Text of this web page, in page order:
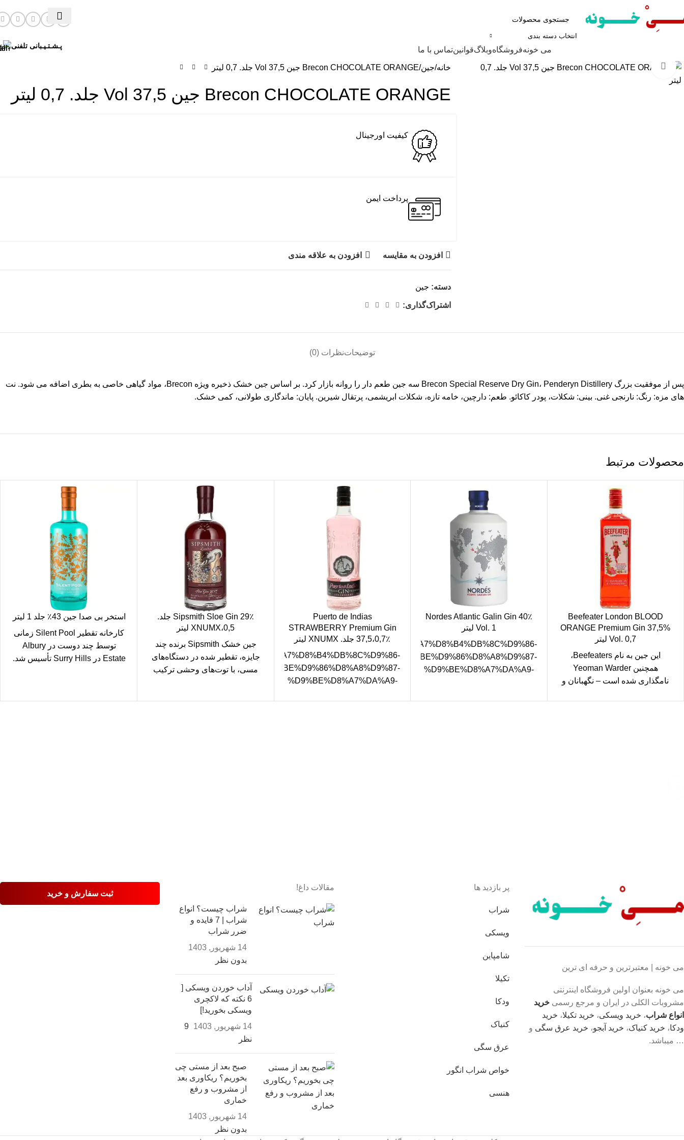
انتخاب دسته بندی
می خونهفروشگاهوبلاگقوانینتماس با ما پـشـتـیـبانی تلفنی
برای بزرگنمایی کلیک کنید خانه جین Brecon CHOCOLATE ORANGE جین 37,5 Vol جلد. 0,7 لیتر
Brecon CHOCOLATE ORANGE جین 37,5 Vol جلد. 0,7 لیتر
کیفیت اورجینال
پرداخت ایمن
افزودن به مقایسه افزودن به علاقه مندی
دسته: جین
اشتراک‌گذاری:
توضیحاتنظرات (0)
پس از موفقیت بزرگ Brecon Special Reserve Dry Gin، Penderyn Distillery سه جین طعم دار را روانه بازار کرد. بر اساس جین خشک ذخیره ویژه Brecon، مواد گیاهی خاصی به بطری اضافه می شود. نت
های مزه: رنگ: نارنجی غنی. بینی: شکلات، پودر کاکائو. طعم: دارچین، خامه تازه، شکلات ابریشمی، پرتقال شیرین. پایان: ماندگاری طولانی، کمی خشک.
محصولات مرتبط
Beefeater London BLOOD
ORANGE Premium Gin 37,5%
Vol. 0,7 لیتر
این جین به نام Beefeaters،
همچنین Yeoman Warder
نامگذاری شده است – نگهبانان و
Nordes Atlantic Galin Gin 40٪
Vol. 1 لیتر
https://fa.wevino.store/%D9%85%D8%AC%D9%85%D9%88%D8%B9%D9%87/%D9%85%D8%A7%D8%B4%DB%8C%D9%86-
%D9%BE%D9%86%D8%A8%D9%87-
%D9%BE%D8%A7%DA%A9-
%DA%A9%D9%86%DB%8C/%D9%85%D8%AD%D8%B5%D9%88%D9%84%D8%A7%D8%AA/Nordes-
Puerto de Indias
STRAWBERRY Premium Gin
37,5،0,7٪ جلد. XNUMX لیتر
%D9%85%D8%AC%D9%85%D9%88%D8%B9%D9%87/%D9%85%D8%A7%D8%B4%DB%8C%D9%86-
%D9%BE%D9%86%D8%A8%D9%87-
%D9%BE%D8%A7%DA%A9-
Sipsmith Sloe Gin 29٪ جلد.
0,5،XNUMX لیتر
جین خشک Sipsmith برنده چند
جایزه، تقطیر شده در دستگاه‌های
مسی، با توت‌های وحشی ترکیب
استخر بی صدا جین 43٪ جلد 1 لیتر
کارخانه تقطیر Silent Pool زمانی
توسط چند دوست در Albury
Estate در Surry Hills تأسیس شد.
می خونه | معتبرترین و حرفه ای ترین
می خونه بعنوان اولین فروشگاه اینترنتی
مشروبات الکلی در ایران و مرجع رسمی خرید
انواع شراب، خرید ویسکی، خرید تکیلا، خرید
ودکا، خرید کنیاک، خرید آبجو، خرید عرق سگی و
… میباشد.
پر بازدید ها
شراب
ویسکی
شامپاین
تکیلا
ودکا
کنیاک
عرق سگی
خواص شراب انگور
هنسی
مقالات داغ!
شراب چیست؟ انواع
شراب | 7 فایده و
ضرر شراب
14 شهریور, 1403
بدون نظر
آداب خوردن ویسکی [
6 نکته که لاکچری
ویسکی بخورید!]
14 شهریور, 1403
9
نظر
صبح بعد از مستی چی
بخوریم؟ ريكاوری بعد
از مشروب و رفع
خماری
14 شهریور, 1403
بدون نظر
ثبت سفارش و خرید